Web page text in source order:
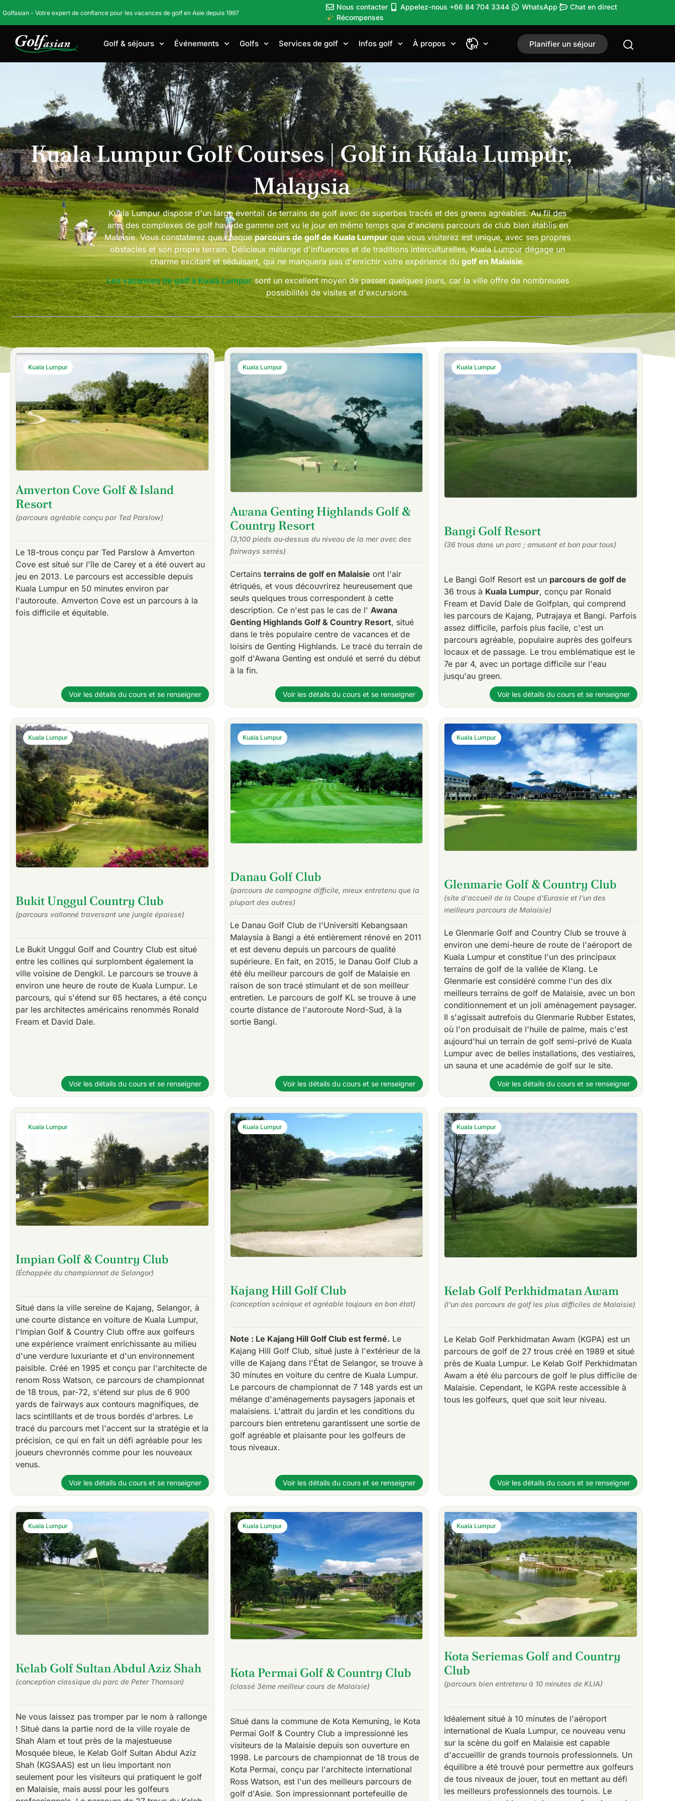
Golfasian - Votre expert de confiance pour les vacances de golf en Asie depuis 1997
Nous contacter Appelez-nous +66 84 704 3344 WhatsApp
Chat en direct
Récompenses
Golf & séjours Événements Golfs Services de golf Infos golf À propos Planifier un séjour
Terrains de golf en Malaisie Kuala Lumpur
Kuala Lumpur Golf Courses | Golf in Kuala Lumpur,
Malaysia
Kuala Lumpur dispose d'un large éventail de terrains de golf avec de superbes tracés et des greens agréables. Au fil des
ans, des complexes de golf haut de gamme ont vu le jour en même temps que d'anciens parcours de club bien établis en
Malaisie. Vous constaterez que chaqueparcours de golf de Kuala Lumpurque vous visiterez est unique, avec ses propres
obstacles et son propre terrain. Délicieux mélange d'influences et de traditions interculturelles, Kuala Lumpur dégage un
charme excitant et séduisant, qui ne manquera pas d'enrichir votre expérience du golf en Malaisie.
Les vacances de golf à Kuala Lumpursont un excellent moyen de passer quelques jours, car la ville offre de nombreuses
possibilités de visites et d'excursions.
Amverton Cove Golf & Island
Resort
(parcours agréable conçu par Ted Parslow)
Le 18-trous conçu par Ted Parslow à Amverton
Cove est situé sur l'île de Carey et a été ouvert au
jeu en 2013. Le parcours est accessible depuis
Kuala Lumpur en 50 minutes environ par
l'autoroute. Amverton Cove est un parcours à la
fois difficile et équitable.
Kuala Lumpur
Voir les détails du cours et se renseigner
Awana Genting Highlands Golf &
Country Resort
(3,100 pieds au-dessus du niveau de la mer avec des
fairways serrés)
Certains terrains de golf en Malaisie ont l'air
étriqués, et vous découvrirez heureusement que
seuls quelques trous correspondent à cette
description. Ce n'est pas le cas de l' Awana
Genting Highlands Golf & Country Resort, situé
dans le très populaire centre de vacances et de
loisirs de Genting Highlands. Le tracé du terrain de
golf d'Awana Genting est ondulé et serré du début
à la fin.
Kuala Lumpur
Voir les détails du cours et se renseigner
Bangi Golf Resort
(36 trous dans un parc ; amusant et bon pour tous)
Le Bangi Golf Resort est un parcours de golf de
36 trous à Kuala Lumpur, conçu par Ronald
Fream et David Dale de Golfplan, qui comprend
les parcours de Kajang, Putrajaya et Bangi. Parfois
assez difficile, parfois plus facile, c'est un
parcours agréable, populaire auprès des golfeurs
locaux et de passage. Le trou emblématique est le
7e par 4, avec un portage difficile sur l'eau
jusqu'au green.
Kuala Lumpur
Voir les détails du cours et se renseigner
Bukit Unggul Country Club
(parcours vallonné traversant une jungle épaisse)
Le Bukit Unggul Golf and Country Club est situé
entre les collines qui surplombent également la
ville voisine de Dengkil. Le parcours se trouve à
environ une heure de route de Kuala Lumpur. Le
parcours, qui s'étend sur 65 hectares, a été conçu
par les architectes américains renommés Ronald
Fream et David Dale.
Kuala Lumpur
Voir les détails du cours et se renseigner
Danau Golf Club
(parcours de campagne difficile, mieux entretenu que la
plupart des autres)
Le Danau Golf Club de l'Universiti Kebangsaan
Malaysia à Bangi a été entièrement rénové en 2011
et est devenu depuis un parcours de qualité
supérieure. En fait, en 2015, le Danau Golf Club a
été élu meilleur parcours de golf de Malaisie en
raison de son tracé stimulant et de son meilleur
entretien. Le parcours de golf KL se trouve à une
courte distance de l'autoroute Nord-Sud, à la
sortie Bangi.
Kuala Lumpur
Voir les détails du cours et se renseigner
Glenmarie Golf & Country Club
(site d'accueil de la Coupe d'Eurasie et l'un des
meilleurs parcours de Malaisie)
Le Glenmarie Golf and Country Club se trouve à
environ une demi-heure de route de l'aéroport de
Kuala Lumpur et constitue l'un des principaux
terrains de golf de la vallée de Klang. Le
Glenmarie est considéré comme l'un des dix
meilleurs terrains de golf de Malaisie, avec un bon
conditionnement et un joli aménagement paysager.
Il s'agissait autrefois du Glenmarie Rubber Estates,
où l'on produisait de l'huile de palme, mais c'est
aujourd'hui un terrain de golf semi-privé de Kuala
Lumpur avec de belles installations, des vestiaires,
un sauna et une académie de golf sur le site.
Kuala Lumpur
Voir les détails du cours et se renseigner
Impian Golf & Country Club
(Échappée du championnat de Selangor)
Situé dans la ville sereine de Kajang, Selangor, à
une courte distance en voiture de Kuala Lumpur,
l'Impian Golf & Country Club offre aux golfeurs
une expérience vraiment enrichissante au milieu
d'une verdure luxuriante et d'un environnement
paisible. Créé en 1995 et conçu par l'architecte de
renom Ross Watson, ce parcours de championnat
de 18 trous, par-72, s'étend sur plus de 6 900
yards de fairways aux contours magnifiques, de
lacs scintillants et de trous bordés d'arbres. Le
tracé du parcours met l'accent sur la stratégie et la
précision, ce qui en fait un défi agréable pour les
joueurs chevronnés comme pour les nouveaux
venus.
Kuala Lumpur
Voir les détails du cours et se renseigner
Kajang Hill Golf Club
(conception scénique et agréable toujours en bon état)
Note : Le Kajang Hill Golf Club est fermé. Le
Kajang Hill Golf Club, situé juste à l'extérieur de la
ville de Kajang dans l'État de Selangor, se trouve à
30 minutes en voiture du centre de Kuala Lumpur.
Le parcours de championnat de 7 148 yards est un
mélange d'aménagements paysagers japonais et
malaisiens. L'attrait du jardin et les conditions du
parcours bien entretenu garantissent une sortie de
golf agréable et plaisante pour les golfeurs de
tous niveaux.
Kuala Lumpur
Voir les détails du cours et se renseigner
Kelab Golf Perkhidmatan Awam
(l'un des parcours de golf les plus difficiles de Malaisie)
Le Kelab Golf Perkhidmatan Awam (KGPA) est un
parcours de golf de 27 trous créé en 1989 et situé
près de Kuala Lumpur. Le Kelab Golf Perkhidmatan
Awam a été élu parcours de golf le plus difficile de
Malaisie. Cependant, le KGPA reste accessible à
tous les golfeurs, quel que soit leur niveau.
Kuala Lumpur
Voir les détails du cours et se renseigner
Kelab Golf Sultan Abdul Aziz Shah
(conception classique du parc de Peter Thomson)
Ne vous laissez pas tromper par le nom à rallonge
! Situé dans la partie nord de la ville royale de
Shah Alam et tout près de la majestueuse
Mosquée bleue, le Kelab Golf Sultan Abdul Aziz
Shah (KGSAAS) est un lieu important non
seulement pour les visiteurs qui pratiquent le golf
en Malaisie, mais aussi pour les golfeurs
Kuala Lumpur
Kota Permai Golf & Country Club
(classé 3ème meilleur cours de Malaisie)
Situé dans la commune de Kota Kemuning, le Kota
Permai Golf & Country Club a impressionné les
visiteurs de la Malaisie depuis son ouverture en
1998. Le parcours de championnat de 18 trous de
Kota Permai, conçu par l'architecte international
Ross Watson, est l'un des meilleurs parcours de
golf d'Asie. Son impressionnant portefeuille de
Kuala Lumpur
Kota Seriemas Golf and Country
Club
(parcours bien entretenu à 10 minutes de KLIA)
Idéalement situé à 10 minutes de l'aéroport
international de Kuala Lumpur, ce nouveau venu
sur la scène du golf en Malaisie est capable
d'accueillir de grands tournois professionnels. Un
équilibre a été trouvé pour permettre aux golfeurs
de tous niveaux de jouer, tout en mettant au défi
les meilleurs professionnels des tournois. Le
Kuala Lumpur